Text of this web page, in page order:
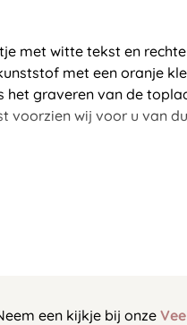
met witte tekst en rechte
met een oranje
het graveren van de
voorzien wij voor u van
een kijkje bij onze